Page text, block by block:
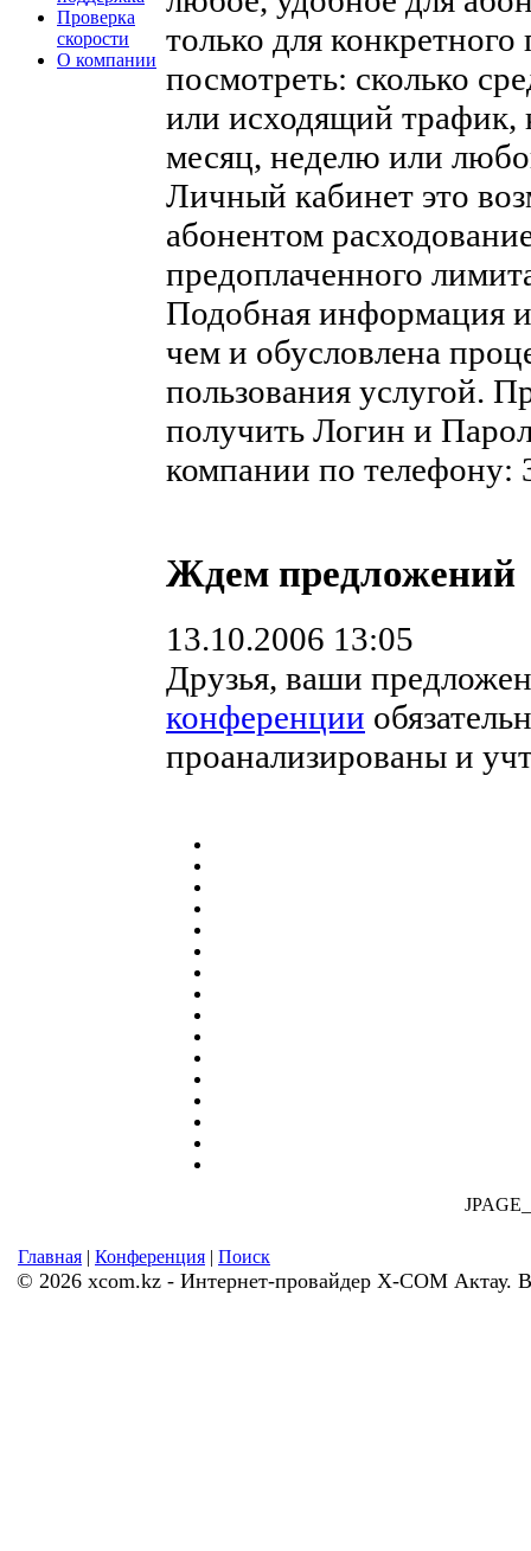
Проверка
скорости
О компании
только для
посмотреть: сколько
или исходящий трафик,
месяц, неделю или
Личный кабинет это
абонентом
предоплаченного
Подобная информация
чем и обусловлена
пользования услугой.
получить Логин и
компании по телефону:
Ждем предложений
13.10.2006 13:05
Друзья, ваши
конференции
проанализированы и
Главная | Конференция | Поиск
© 2026 xcom.kz - Интернет-провайдер X-COM Актау.